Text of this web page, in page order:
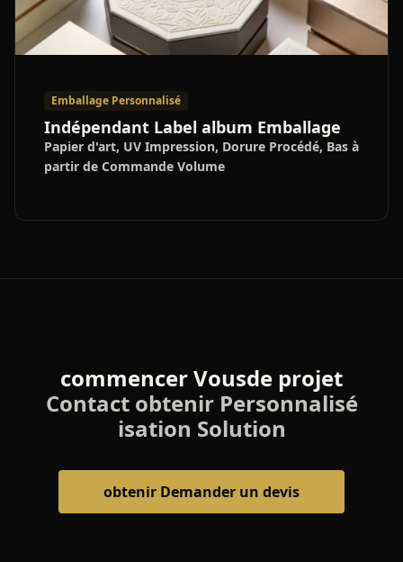
Emballage Personnalisé
Indépendant Label album Emballage
Papier d'art, UV Impression, Dorure Procédé, Bas à
partir de Commande Volume
commencer Vousde projet
Contact obtenir Personnalisé
isation Solution
obtenir Demander un devis